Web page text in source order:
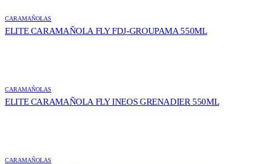
CARAMAÑOLAS
ELITE CARAMAÑOLA FLY FDJ-GROUPAMA 550ML
CARAMAÑOLAS
ELITE CARAMAÑOLA FLY INEOS GRENADIER 550ML
CARAMAÑOLAS